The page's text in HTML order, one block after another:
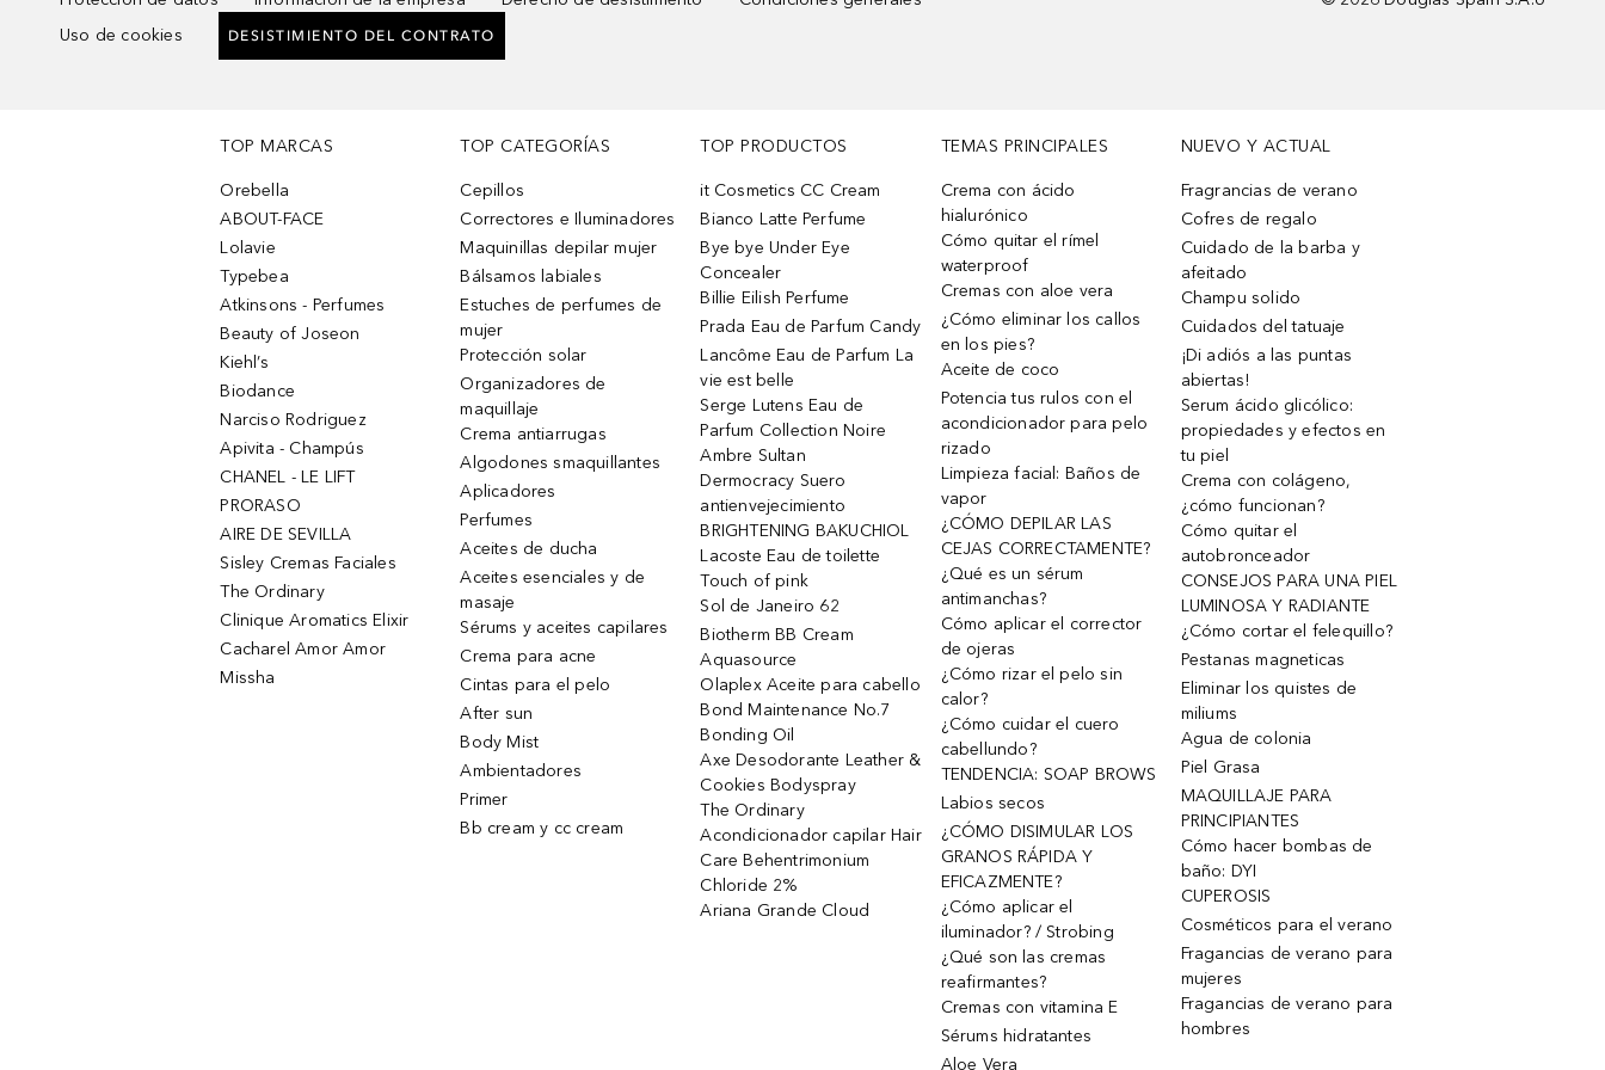
Uso de cookies
DESISTIMIENTO DEL CONTRATO
TOP MARCAS
Orebella
ABOUT-FACE
Lolavie
Typebea
Atkinsons - Perfumes
Beauty of Joseon
Kiehl’s
Biodance
Narciso Rodriguez
Apivita - Champús
CHANEL - LE LIFT
PRORASO
AIRE DE SEVILLA
Sisley Cremas Faciales
The Ordinary
Clinique Aromatics Elixir
Cacharel Amor Amor
Missha
TOP CATEGORÍAS
Cepillos
Correctores e Iluminadores
Maquinillas depilar mujer
Bálsamos labiales
Estuches de perfumes de
mujer
Protección solar
Organizadores de
maquillaje
Crema antiarrugas
Algodones smaquillantes
Aplicadores
Perfumes
Aceites de ducha
Aceites esenciales y de
masaje
Sérums y aceites capilares
Crema para acne
Cintas para el pelo
After sun
Body Mist
Ambientadores
Primer
Bb cream y cc cream
TOP PRODUCTOS
it Cosmetics CC Cream
Bianco Latte Perfume
Bye bye Under Eye
Concealer
Billie Eilish Perfume
Prada Eau de Parfum Candy
Lancôme Eau de Parfum La
vie est belle
Serge Lutens Eau de
Parfum Collection Noire
Ambre Sultan
Dermocracy Suero
antienvejecimiento
BRIGHTENING BAKUCHIOL
Lacoste Eau de toilette
Touch of pink
Sol de Janeiro 62
Biotherm BB Cream
Aquasource
Olaplex Aceite para cabello
Bond Maintenance No.7
Bonding Oil
Axe Desodorante Leather &
Cookies Bodyspray
The Ordinary
Acondicionador capilar Hair
Care Behentrimonium
Chloride 2%
Ariana Grande Cloud
TEMAS PRINCIPALES
Crema con ácido
hialurónico
Cómo quitar el rímel
waterproof
Cremas con aloe vera
¿Cómo eliminar los callos
en los pies?
Aceite de coco
Potencia tus rulos con el
acondicionador para pelo
rizado
Limpieza facial: Baños de
vapor
¿CÓMO DEPILAR LAS
CEJAS CORRECTAMENTE?
¿Qué es un sérum
antimanchas?
Cómo aplicar el corrector
de ojeras
¿Cómo rizar el pelo sin
calor?
¿Cómo cuidar el cuero
cabellundo?
TENDENCIA: SOAP BROWS
Labios secos
¿CÓMO DISIMULAR LOS
GRANOS RÁPIDA Y
EFICAZMENTE?
¿Cómo aplicar el
iluminador? / Strobing
¿Qué son las cremas
reafirmantes?
Cremas con vitamina E
Sérums hidratantes
Aloe Vera
NUEVO Y ACTUAL
Fragrancias de verano
Cofres de regalo
Cuidado de la barba y
afeitado
Champu solido
Cuidados del tatuaje
¡Di adiós a las puntas
abiertas!
Serum ácido glicólico:
propiedades y efectos en
tu piel
Crema con colágeno,
¿cómo funcionan?
Cómo quitar el
autobronceador
CONSEJOS PARA UNA PIEL
LUMINOSA Y RADIANTE
¿Cómo cortar el felequillo?
Pestanas magneticas
Eliminar los quistes de
miliums
Agua de colonia
Piel Grasa
MAQUILLAJE PARA
PRINCIPIANTES
Cómo hacer bombas de
baño: DYI
CUPEROSIS
Cosméticos para el verano
Fragancias de verano para
mujeres
Fragancias de verano para
hombres